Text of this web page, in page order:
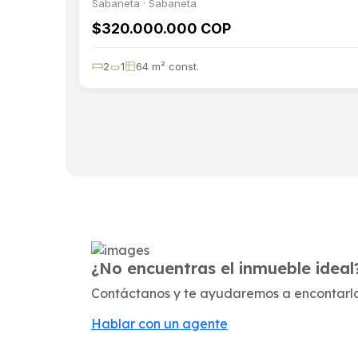
Sabaneta · Sabaneta
$320.000.000 COP
2 1 64 m² const.
¿No encuentras el inmueble
Contáctanos y te ayudaremos a
Hablar con un agente